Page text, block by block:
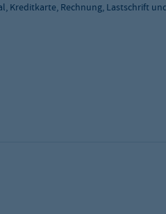
Kreditkarte, Rechnung, Lastschrift